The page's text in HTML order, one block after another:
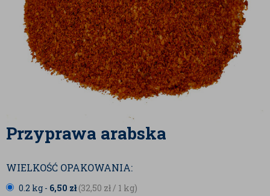
Przyprawa arabska
WIELKOŚĆ OPAKOWANIA:
0.2 kg - 6,50 zł(32,50 zł / 1 kg)